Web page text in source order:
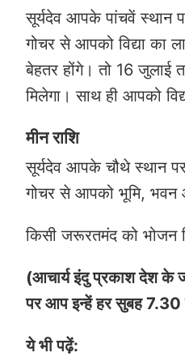
सूर्यदेव आपके पांचवें स्थान
गोचर से आपको विद्या
बेहतर होंगे। तो 16
मिलेगा। साथ ही आपको
मीन राशि
सूर्यदेव आपके चौथे स्थान
गोचर से आपको भूमि, भवन
किसी जरूरतमंद को भोजन
(आचार्य इंदु प्रकाश देश के
पर आप इन्हें हर सुबह 7.30
ये भी पढ़ें: